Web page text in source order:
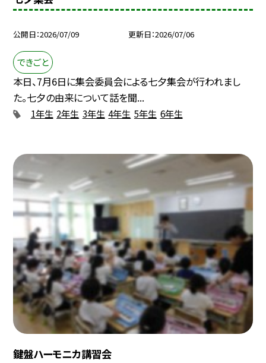
公開日 2026/07/09 更新日 2026/07/06
できごと
本日、7月6日に集会委員会による七夕集会が行われまし
た。七夕の由来について話を聞...
1年生 2年生 3年生 4年生 5年生 6年生
鍵盤ハーモニカ講習会